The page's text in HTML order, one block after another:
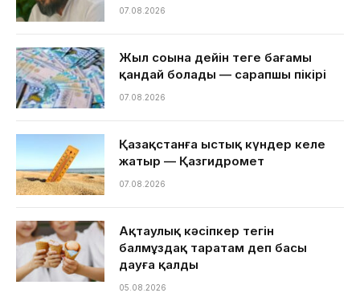
07.08.2026
Жыл соңына дейін теңге бағамы
қандай болады — сарапшы пікірі
07.08.2026
Қазақстанға ыстық күндер келе
жатыр — Қазгидромет
07.08.2026
Ақтаулық кәсіпкер тегін
балмұздақ таратам деп басы
дауға қалды
05.08.2026